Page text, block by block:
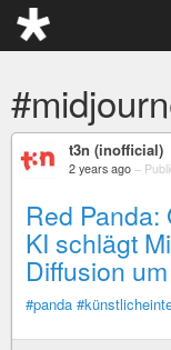
t3n (inofficial)
2 years ago –
Red
KI schlägt
Diffusion
#panda